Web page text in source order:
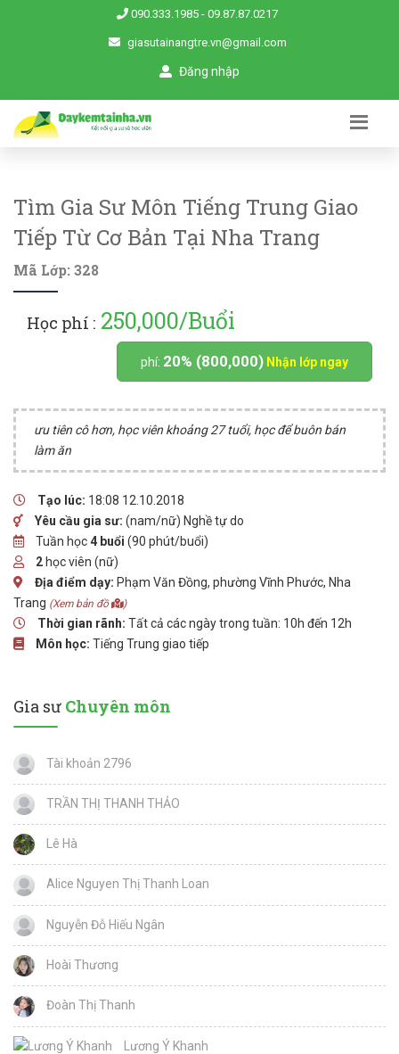
090.333.1985 - 09.87.87.0217
giasutainangtre.vn@gmail.com
Đăng nhập
Tìm Gia Sư Môn Tiếng Trung Giao
Tiếp Từ Cơ Bản Tại Nha Trang
Mã Lớp: 328
Học phí : 250,000/Buổi
phí: 20% (800,000) Nhận lớp ngay
ưu tiên cô hơn, học viên khoảng 27 tuổi, học để buôn bán
làm ăn
Tạo lúc: 18:08 12.10.2018
Yêu cầu gia sư: (nam/nữ) Nghề tự do
Tuần học4 buổi (90 phút/buổi)
2học viên (nữ)
Địa điểm dạy: Phạm Văn Đồng, phường Vĩnh Phước, Nha
Trang (Xem bản đồ )
Thời gian rãnh: Tất cả các ngày trong tuần: 10h đến 12h
Môn học: Tiếng Trung giao tiếp
Gia sư Chuyên môn
Tài khoản 2796
TRẦN THỊ THANH THẢO
Lê Hà
Alice Nguyen Thị Thanh Loan
Nguyễn Đỗ Hiếu Ngân
Hoài Thương
Đoàn Thị Thanh
Lương Ý Khanh